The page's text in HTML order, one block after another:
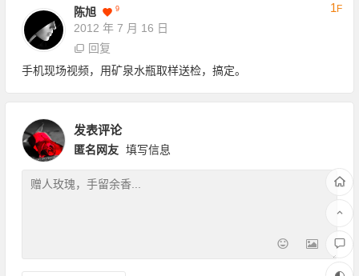
陈旭 9
2012 年 7 月 16 日
1F
回复
手机现场视频，用矿泉水瓶取样送检，搞定。
发表评论
匿名网友 填写信息